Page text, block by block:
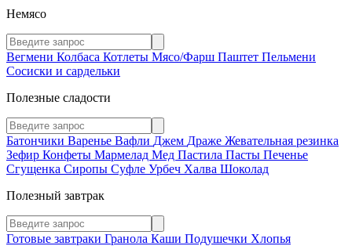
Немясо
Вегмени Колбаса Котлеты Мясо/Фарш Паштет Пельмени
Сосиски и сардельки
Полезные сладости
Батончики Варенье Вафли Джем Драже Жевательная резинка
Зефир Конфеты Мармелад Мед Пастила Пасты Печенье
Сгущенка Сиропы Суфле Урбеч Халва Шоколад
Полезный завтрак
Готовые завтраки Гранола Каши Подушечки Хлопья